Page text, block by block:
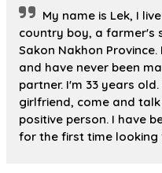
My name is Lek, I
country boy, a farmer's
Sakon Nakhon
and have never been
partner. I'm 33 years
girlfriend, come and
positive person. I have
for the first time